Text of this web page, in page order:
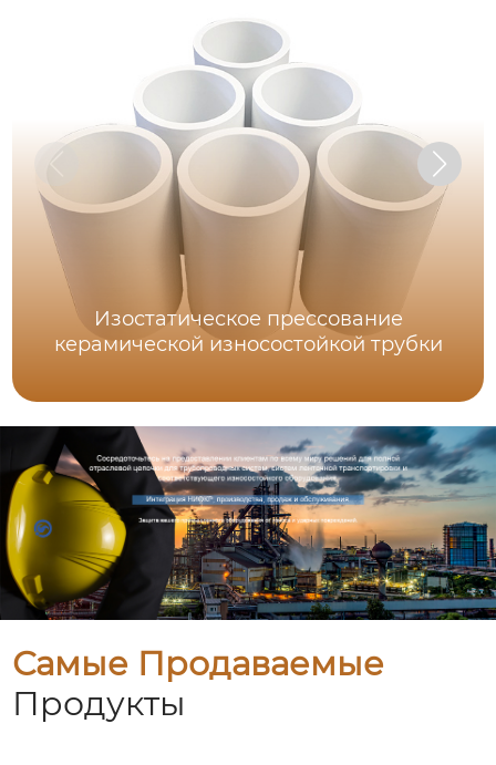
Изостатическое прессование
керамической износостойкой трубки
Самые Продаваемые
Продукты